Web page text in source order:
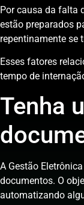
Por causa da falta
estão preparados
repentinamente se
Esses fatores
tempo de
Tenha
A Gestão
documentos. O
automatizando